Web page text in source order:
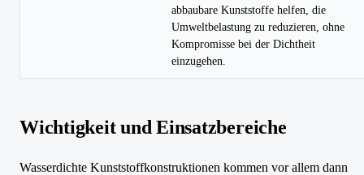
abbaubare Kunststoffe helfen, die
Umweltbelastung zu reduzieren, ohne
Kompromisse bei der Dichtheit
einzugehen.
Wichtigkeit und Einsatzbereiche
Wasserdichte Kunststoffkonstruktionen kommen vor allem dann